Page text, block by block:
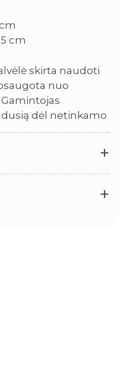
cm
skirta naudoti
nuo
dėl netinkamo